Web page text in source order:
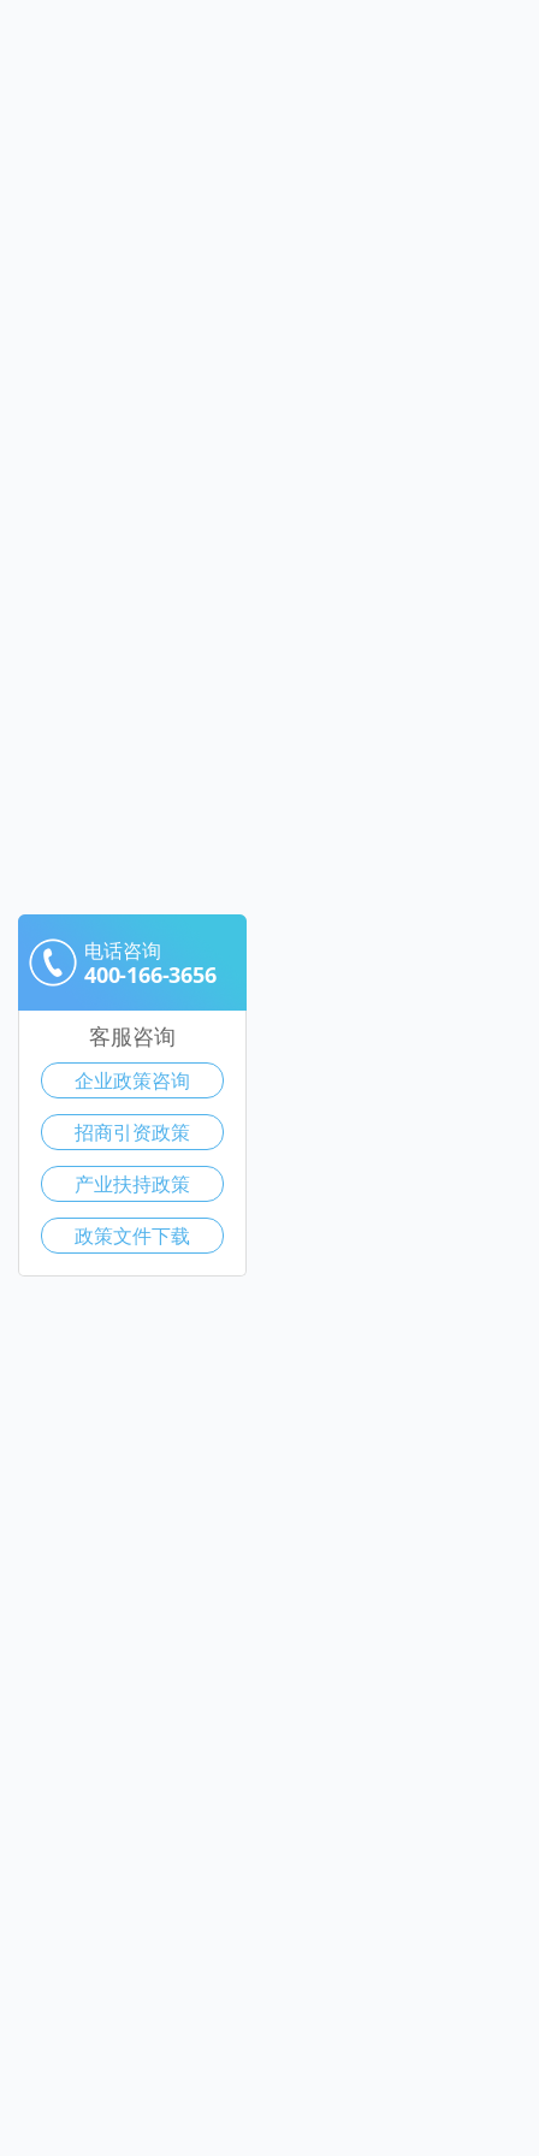
电话咨询
400-166-3656
客服咨询
企业政策咨询
招商引资政策
产业扶持政策
政策文件下载